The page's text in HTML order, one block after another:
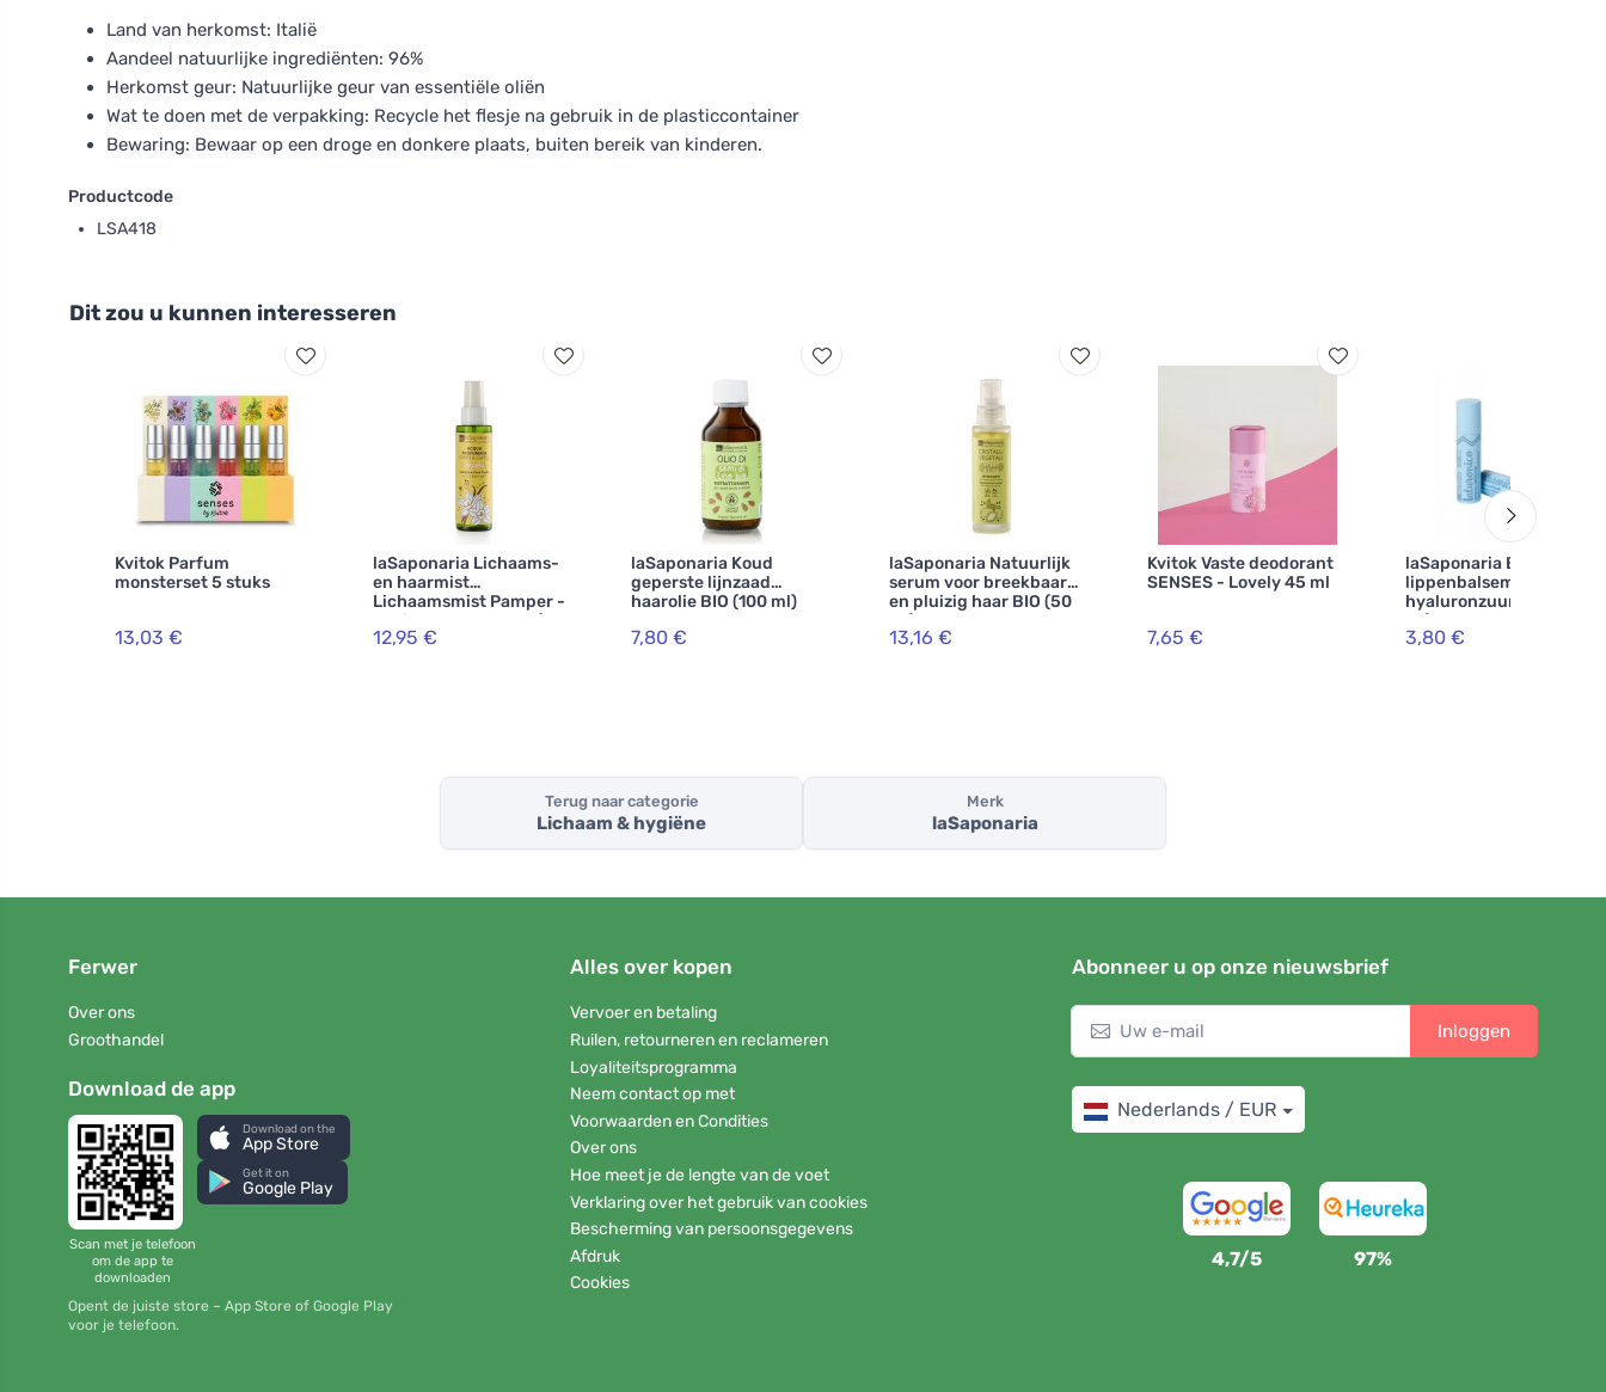
Land van herkomst: Italië
Aandeel natuurlijke ingrediënten: 96%
Herkomst geur: Natuurlijke geur van essentiële oliën
Wat te doen met de verpakking: Recycle het flesje na gebruik in de plasticcontainer
Bewaring: Bewaar op een droge en donkere plaats, buiten bereik van kinderen.
Productcode
LSA418
Dit zou u kunnen interesseren
Kvitok Parfum
monsterset 5 stuks
13,03 €
laSaponaria Lichaams-
en haarmist
Lichaamsmist Pamper -
vanille & tonkaboon (100
ml) - voor lichaam en
12,95 €
laSaponaria Koud
geperste lijnzaad
haarolie BIO (100 ml)
7,80 €
laSaponaria Natuurlijk
serum voor breekbaar
en pluizig haar BIO (50
ml)
13,16 €
Kvitok Vaste deodorant
SENSES - Lovely 45 ml
7,65 €
laSaponaria Biocao
lippenbalsem met
hyaluronzuur BIO (5,7
ml)
3,80 €
Terug naar categorie
Lichaam & hygiëne
Merk
laSaponaria
Ferwer
Over ons
Groothandel
Download de app
Scan met je telefoon
om de app te
downloaden
Download on the
App Store
Get it on
Google Play
Opent de juiste store – App Store of Google Play
voor je telefoon.
Alles over kopen
Vervoer en betaling
Ruilen, retourneren en reclameren
Loyaliteitsprogramma
Neem contact op met
Voorwaarden en Condities
Over ons
Hoe meet je de lengte van de voet
Verklaring over het gebruik van cookies
Bescherming van persoonsgegevens
Afdruk
Cookies
Abonneer u op onze nieuwsbrief
Inloggen
Nederlands / EUR
4,7/5 97%